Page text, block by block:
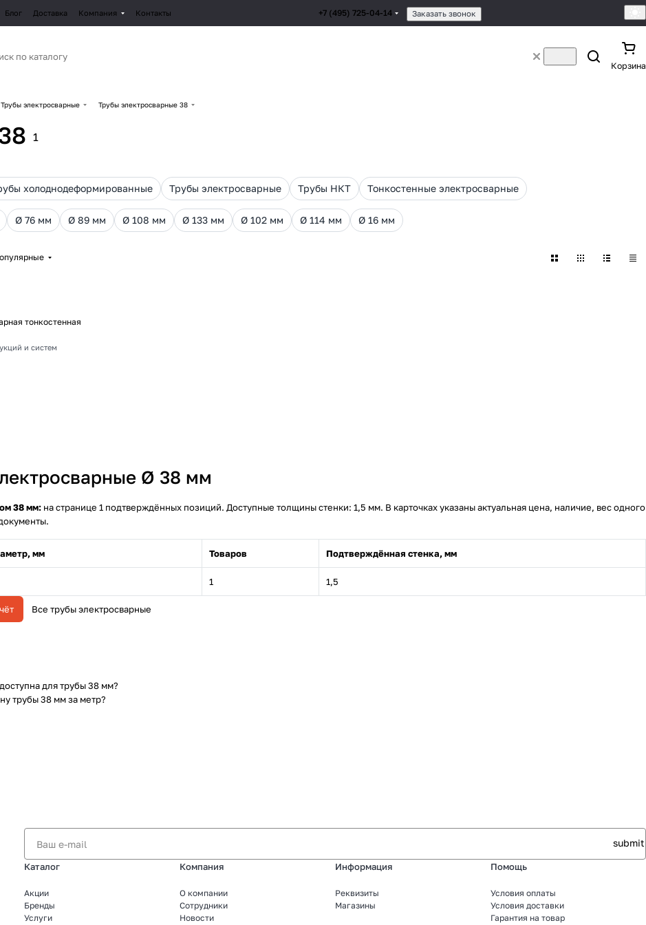
Блог Доставка Компания Контакты +7 (495) 725-04-14 Заказать звонок
Корзина
Трубы электросварные Трубы электросварные 38
1
холоднодеформированные Трубы электросварные Трубы НКТ Тонкостенные электросварные
Ø 76 мм Ø 89 мм Ø 108 мм Ø 133 мм Ø 102 мм Ø 114 мм Ø 16 мм
тонкостенная
и систем
Ø 38 мм
38 мм: на странице 1 подтверждённых позиций. Доступные толщины стенки: 1,5 мм. В карточках указаны актуальная цена, наличие, вес одного
мм Товаров Подтверждённая стенка, мм
1 1,5
Все трубы электросварные
для трубы 38 мм?
трубы 38 мм за метр?
Каталог
Акции
Бренды
Услуги
Компания
О компании
Сотрудники
Новости
Информация
Реквизиты
Магазины
Помощь
Условия оплаты
Условия доставки
Гарантия на товар